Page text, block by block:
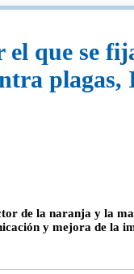
que se
plagas,
de la naranja y la
y mejora de la